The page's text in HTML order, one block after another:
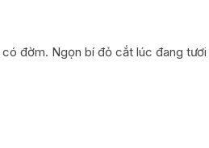
đờm. Ngọn bí đỏ cắt lúc đang